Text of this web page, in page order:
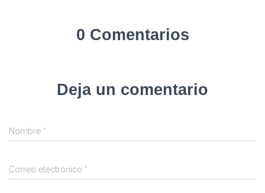
0 Comentarios
Deja un comentario
Nombre *
Correo electrónico *